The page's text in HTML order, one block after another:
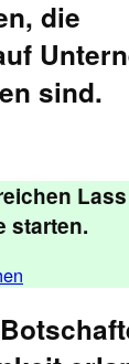
die
sind.
starten.